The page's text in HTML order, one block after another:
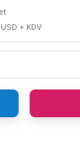
+ KDV